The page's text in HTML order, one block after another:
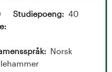
Studiepoeng
40
Norsk